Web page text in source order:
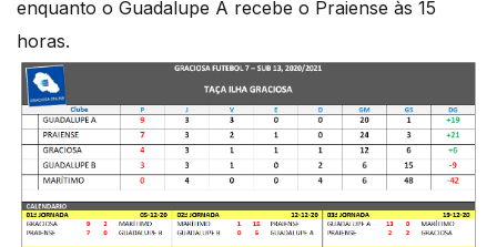
enquanto o Guadalupe A recebe o Praiense às 15
horas.